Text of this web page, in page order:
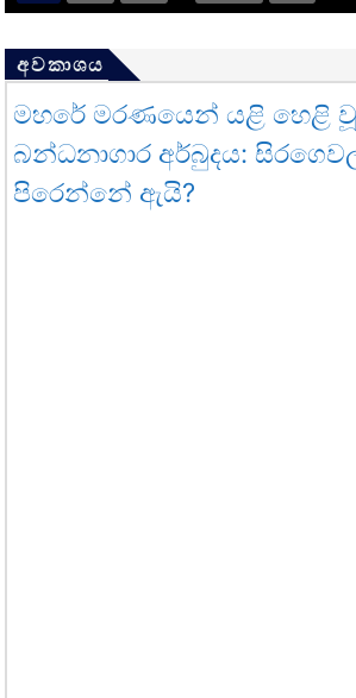
අවකාශය
මහරේ මරණයෙන් යළි හෙළි වූ
බන්ධනාගාර අර්බුදය:
පිරෙන්නේ ඇයි?